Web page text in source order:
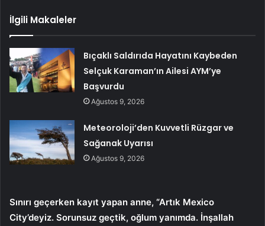
İlgili Makaleler
Bıçaklı Saldırıda Hayatını Kaybeden
Selçuk Karaman’ın Ailesi AYM’ye
Başvurdu
Ağustos 9, 2026
Meteoroloji’den Kuvvetli Rüzgar ve
Sağanak Uyarısı
Ağustos 9, 2026
Sınırı geçerken kayıt yapan anne, “Artık Mexico
City’deyiz. Sorunsuz geçtik, oğlum yanımda. İnşallah